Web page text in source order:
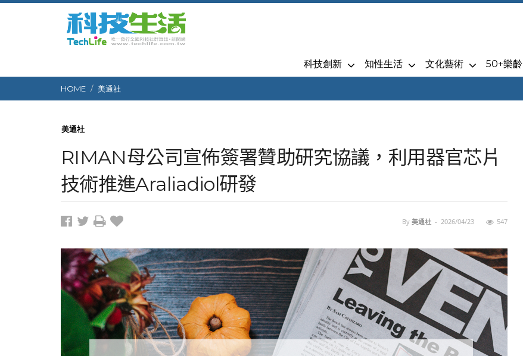
科技創新 知性生活 文化藝術 50+樂齡
HOME 美通社
美通社
RIMAN母公司宣佈簽署贊助研究協議，利用器官芯片
技術推進Araliadiol研發
By 美通社 - 2026/04/23 547